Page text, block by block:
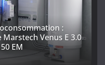
:
Venus E 3.0
EM